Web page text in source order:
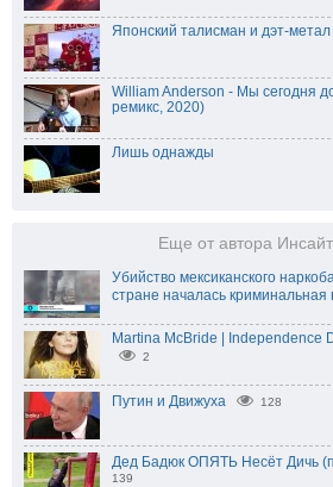
Японский талисман и дэт-метал
William Anderson - Мы сегодня
ремикс, 2020)
Лишь однажды
Еще от автора Инсайт
Убийство мексиканского
стране началась криминальная
Martina McBride | Independence
2
Путин и Движуха 128
Дед Бадюк ОПЯТЬ Несёт Дичь
139